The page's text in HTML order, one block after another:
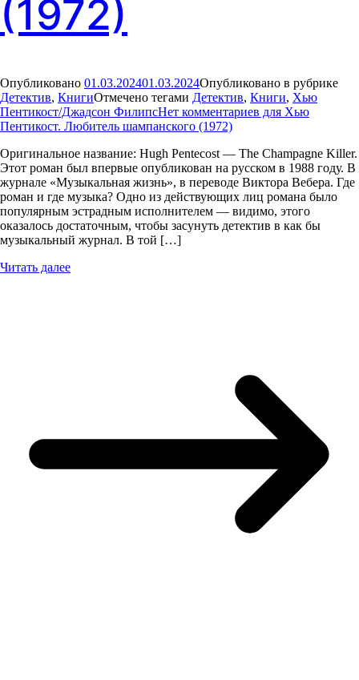
(1972)
Опубликовано 01.03.202401.03.2024Опубликовано в рубрике
Детектив, КнигиОтмечено тегами Детектив, Книги, Хью
Пентикост/Джадсон ФилипсНет комментариев для Хью
Пентикост. Любитель шампанского (1972)
Оригинальное название: Hugh Pentecost — The Champagne Killer.
Этот роман был впервые опубликован на русском в 1988 году. В
журнале «Музыкальная жизнь», в переводе Виктора Вебера. Где
роман и где музыка? Одно из действующих лиц романа было
популярным эстрадным исполнителем — видимо, этого
оказалось достаточным, чтобы засунуть детектив в как бы
музыкальный журнал. В той […]
Читать далее